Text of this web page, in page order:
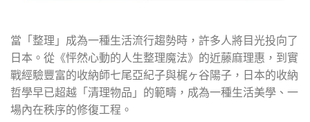
當「整理」成為一種生活流行趨勢時，許多人將目光投向了
日本。從《怦然心動的人生整理魔法》的近藤麻理惠，到實
戰經驗豐富的收納師七尾亞紀子與梶ヶ谷陽子，日本的收納
哲學早已超越「清理物品」的範疇，成為一種生活美學、一
場內在秩序的修復工程。